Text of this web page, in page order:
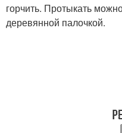
горчить. Протыкать
деревянной палочкой.